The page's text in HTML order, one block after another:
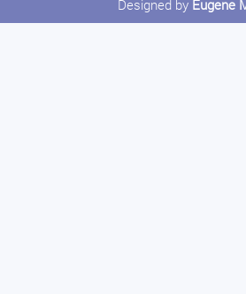
Designed by Eugene